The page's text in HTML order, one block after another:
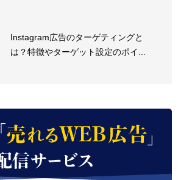
Instagram広告のターゲティングと
は？特徴やターゲット設定のポイ...